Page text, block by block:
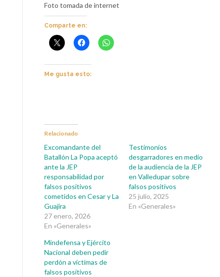
Foto tomada de internet
Comparte en:
Me gusta esto:
Relacionado
Excomandante del
Batallón La Popa aceptó
ante la JEP
responsabilidad por
falsos positivos
cometidos en Cesar y La
Guajira
27 enero, 2026
En «Generales»
Testimonios
desgarradores en medio
de la audiencia de la JEP
en Valledupar sobre
falsos positivos
25 julio, 2025
En «Generales»
Mindefensa y Ejército
Nacional deben pedir
perdón a víctimas de
falsos positivos